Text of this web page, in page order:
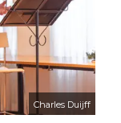
Charles Duijff